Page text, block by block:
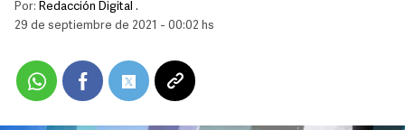
Por: Redacción Digital .
29 de septiembre de 2021 - 00:02 hs